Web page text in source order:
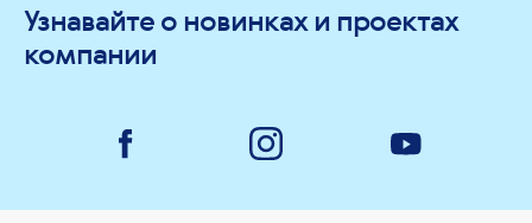
Узнавайте о новинках и проектах
компании